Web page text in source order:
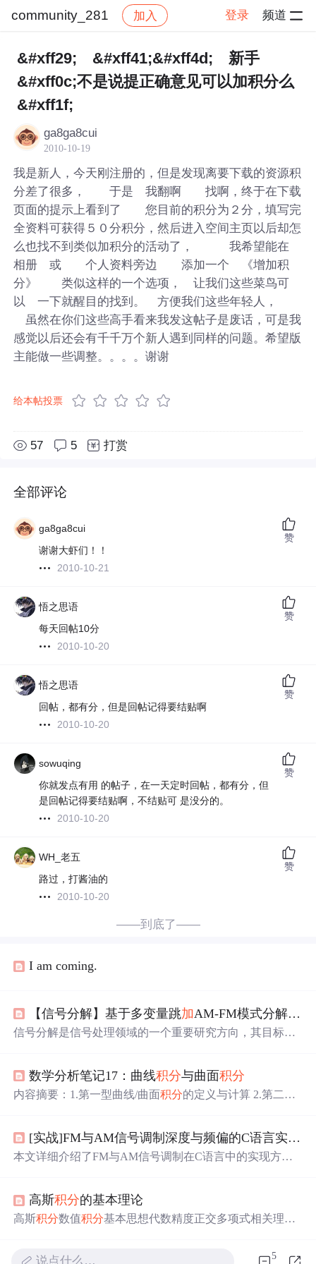
community_281 加入 登录 频道
社区 community_281 帖子详情
&#xff29; &#xff41;&#xff4d; 新手
&#xff0c;不是说提正确意见可以加积分么
&#xff1f;
ga8ga8cui
2010-10-19
我是新人，今天刚注册的，但是发现离要下载的资源积
分差了很多， 于是 我翻啊 找啊，终于在下载
页面的提示上看到了 您目前的积分为２分，填写完
全资料可获得５０分积分，然后进入空间主页以后却怎
么也找不到类似加积分的活动了， 我希望能在
相册 或 个人资料旁边 添加一个 《增加积
分》 类似这样的一个选项， 让我们这些菜鸟可
以 一下就醒目的找到。 方便我们这些年轻人，
虽然在你们这些高手看来我发这帖子是废话，可是我
感觉以后还会有千千万个新人遇到同样的问题。希望版
主能做一些调整。。。。谢谢
给本帖投票
57 5 打赏
全部评论
ga8ga8cui
谢谢大虾们！！
2010-10-21
赞
悟之思语
每天回帖10分
2010-10-20
赞
悟之思语
回帖，都有分，但是回帖记得要结贴啊
2010-10-20
赞
sowuqing
你就发点有用 的帖子，在一天定时回帖，都有分，但
是回帖记得要结贴啊，不结贴可 是没分的。
2010-10-20
赞
WH_老五
路过，打酱油的
2010-10-20
赞
——到底了——
I am coming.
【信号分解】基于多变量跳加AM-FM模式分解(MJMDD)附Matlab代码
信号分解是信号处理领域的一个重要研究方向，其目标是
方面取得了显著进展，但这些方法在处理多变量非平稳信
号时存在一些局限性。为了克服这些局限性，本文提出了
有不同频率和振幅的AM-FM分量。本文详细介绍了MJMD
D方法的原理和算法步骤，并提供了相应的Matlab代码示
例。1. 引言。
数学分析笔记17：曲线积分与曲面积分
内容摘要：1.第一型曲线/曲面积分的定义与计算 2.第二型
[实战]FM与AM信号调制深度与频偏的C语言实现与Python频谱验证
本文详细介绍了FM与AM信号调制在C语言中的实现方
控制和FM信号的积分精度处理，
见问题解决方案，帮助开发者准确实现信号调制并验证其
高斯积分的基本理论
高斯积分数值积分基本思想代数精度正交多项式相关理论
说点什么… 5